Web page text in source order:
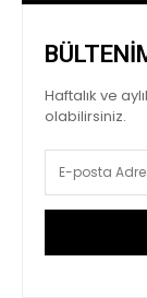
Haftalık ve
olabilirsiniz.